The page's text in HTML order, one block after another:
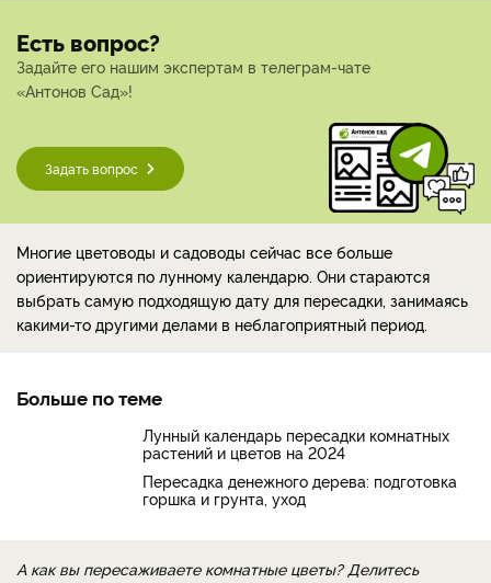
Есть вопрос?
Задайте его нашим экспертам в телеграм-чате
«Антонов Сад»!
Задать вопрос
Многие цветоводы и садоводы сейчас все больше
ориентируются по лунному календарю. Они стараются
выбрать самую подходящую дату для пересадки, занимаясь
какими-то другими делами в неблагоприятный период.
Больше по теме
Лунный календарь пересадки комнатных
растений и цветов на 2024
Пересадка денежного дерева: подготовка
горшка и грунта, уход
А как вы пересаживаете комнатные цветы? Делитесь